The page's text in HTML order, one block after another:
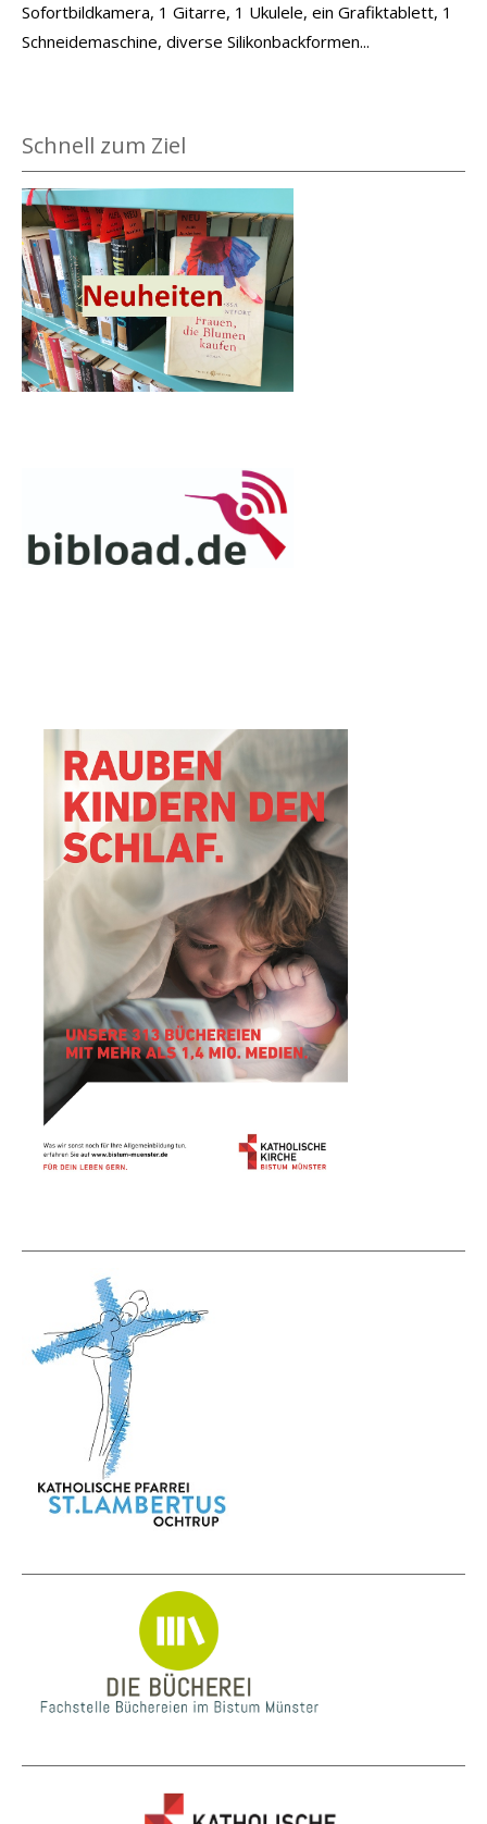
Sofortbildkamera, 1 Gitarre, 1 Ukulele, ein Grafiktablett, 1
Schneidemaschine, diverse Silikonbackformen...
Schnell zum Ziel